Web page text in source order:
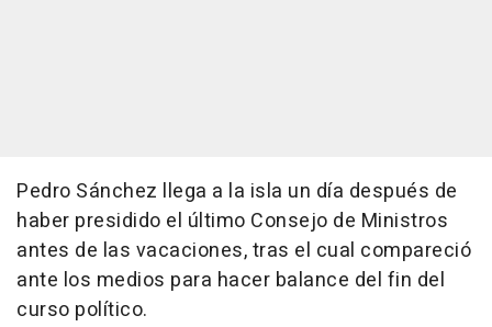
Pedro Sánchez llega a la isla un día después de
haber presidido el último Consejo de Ministros
antes de las vacaciones, tras el cual compareció
ante los medios para hacer balance del fin del
curso político.